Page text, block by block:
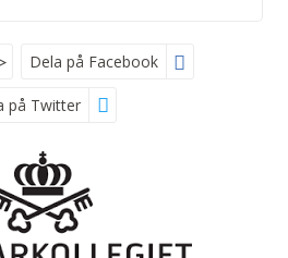
för att kontrollera att det inte
automatiskt.
Dela på Facebook
på Twitter